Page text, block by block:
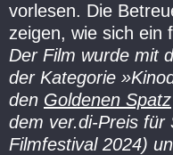
vorlesen. Die
zeigen, wie sich ein
Der Film wurde mit
der Kategorie
den Goldenen Spatz
dem ver.di-Preis für
Filmfestival 2024)